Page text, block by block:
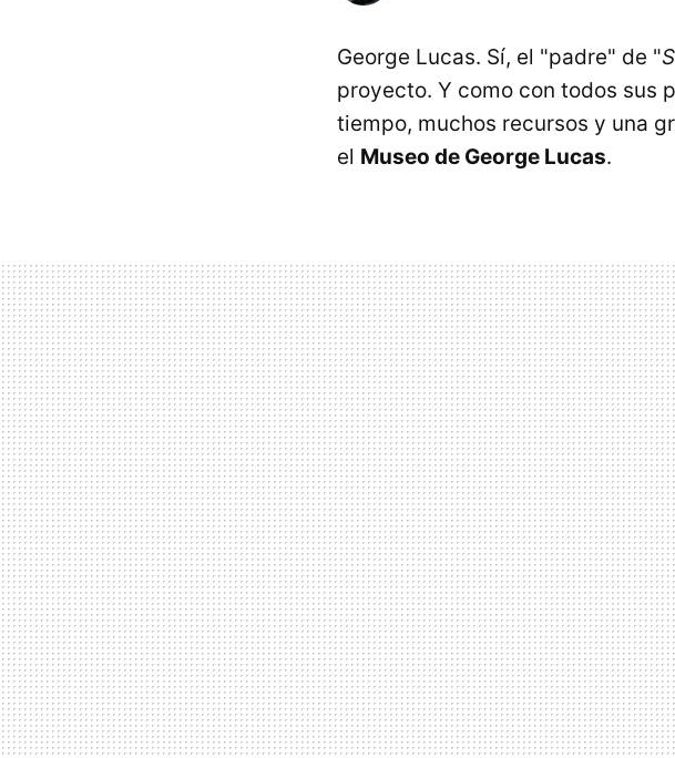
George Lucas. Sí, el "padre" de "
proyecto. Y como con todos sus
tiempo, muchos recursos y una
el Museo de George Lucas.